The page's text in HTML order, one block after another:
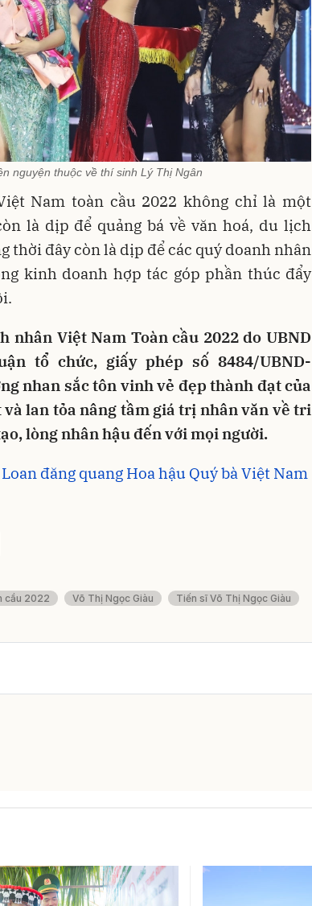
nguyện thuộc về thí sinh Lý Thị Ngân
Nam toàn cầu 2022 không chỉ là một
là dịp để quảng bá về văn hoá, du lịch
thời đây còn là dịp để các quý doanh nhân
kinh doanh hợp tác góp phần thúc đẩy
nhân Việt Nam Toàn cầu 2022 do UBND
tổ chức, giấy phép số 8484/UBND-
nhan sắc tôn vinh vẻ đẹp thành đạt của
lan tỏa nâng tầm giá trị nhân văn về tri
lòng nhân hậu đến với mọi người.
đăng quang Hoa hậu Quý bà Việt Nam
cầu 2022 Võ Thị Ngọc Giàu Tiến sĩ Võ Thị Ngọc Giàu